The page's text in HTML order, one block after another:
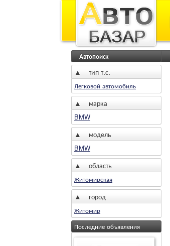
Автопоиск
▲ тип т.с.
Легковой автомобиль
▲ марка
BMW
▲ модель
BMW
▲ область
Житомирская
▲ город
Житомир
Последние объявления